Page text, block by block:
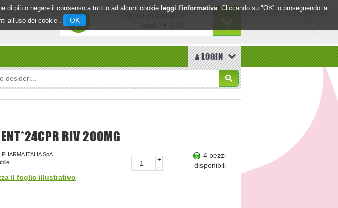
di più o negare il consenso a tutti o ad alcuni cookie leggi l'informativa. Cliccando su "OK" o proseguendo la
all'uso dei cookie .
OK
LOGIN
RIV 200MG
ITALIA SpA
il foglio illustrativo
4 pezzi
disponibili
+
-